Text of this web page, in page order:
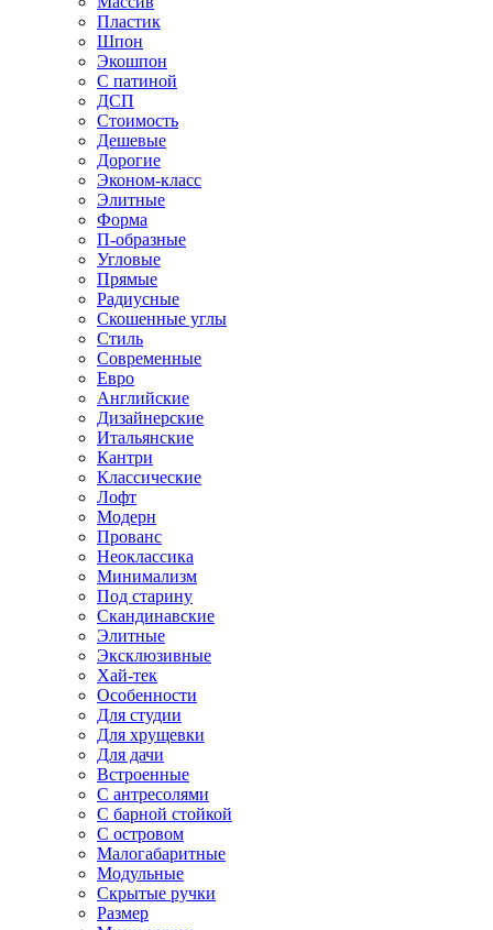
Пластик
Шпон
Экошпон
С патиной
ДСП
Стоимость
Дешевые
Дорогие
Эконом-класс
Элитные
Форма
П-образные
Угловые
Прямые
Радиусные
Скошенные углы
Стиль
Современные
Евро
Английские
Дизайнерские
Итальянские
Кантри
Классические
Лофт
Модерн
Прованс
Неоклассика
Минимализм
Под старину
Скандинавские
Элитные
Эксклюзивные
Хай-тек
Особенности
Для студии
Для хрущевки
Для дачи
Встроенные
С антресолями
С барной стойкой
С островом
Малогабаритные
Модульные
Скрытые ручки
Размер